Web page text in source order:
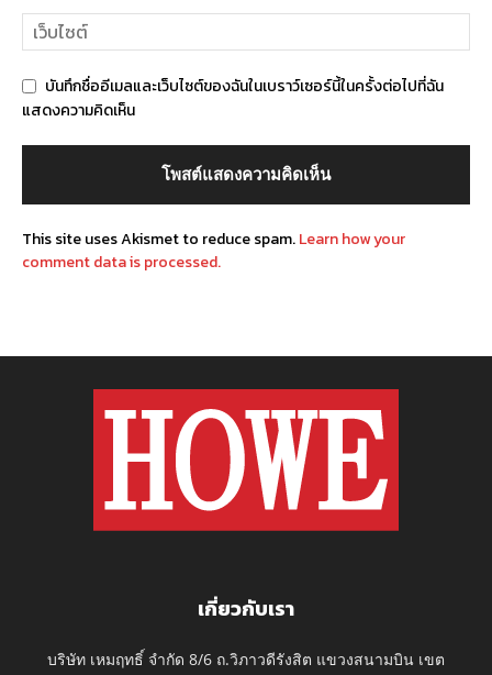
บันทึกชื่ออีเมลและเว็บไซต์ของฉันในเบราว์เซอร์นี้ในครั้งต่อไปที่ฉัน
แสดงความคิดเห็น
This site uses Akismet to reduce spam.Learn how your
comment data is processed.
เกี่ยวกับเรา
บริษัท เหมฤทธิ์ จำกัด 8/6 ถ.วิภาวดีรังสิต แขวงสนามบิน เขต